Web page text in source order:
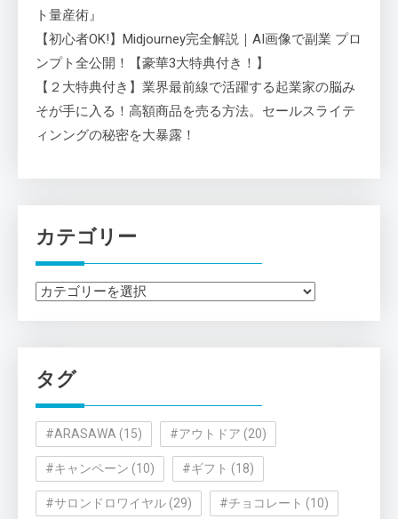
ト量産術』
【初心者OK!】Midjourney完全解説｜AI画像で副業 プロ
ンプト全公開！【豪華3大特典付き！】
【２大特典付き】業界最前線で活躍する起業家の脳み
そが手に入る！高額商品を売る方法。セールスライテ
ィンングの秘密を大暴露！
カテゴリー
カ
ー
タグ
#ARASAWA (15) #アウトドア (20)
#キャンペーン (10) #ギフト (18)
#サロンドロワイヤル (29) #チョコレート (10)